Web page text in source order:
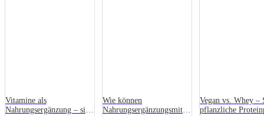
Vitamine als
Nahrungsergänzung – sind
Wie können
Nahrungsergänzungsmittel
Vegan vs. Whey –
pflanzliche